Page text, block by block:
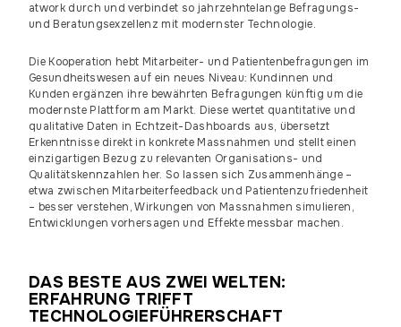
atwork durch und verbindet so jahrzehntelange Befragungs-
und Beratungsexzellenz mit modernster Technologie.
Die Kooperation hebt Mitarbeiter- und Patientenbefragungen im
Gesundheitswesen auf ein neues Niveau: Kundinnen und
Kunden ergänzen ihre bewährten Befragungen künftig um die
modernste Plattform am Markt. Diese wertet quantitative und
qualitative Daten in Echtzeit-Dashboards aus, übersetzt
Erkenntnisse direkt in konkrete Massnahmen und stellt einen
einzigartigen Bezug zu relevanten Organisations- und
Qualitätskennzahlen her. So lassen sich Zusammenhänge –
etwa zwischen Mitarbeiterfeedback und Patientenzufriedenheit
– besser verstehen, Wirkungen von Massnahmen simulieren,
Entwicklungen vorhersagen und Effekte messbar machen.
DAS BESTE AUS ZWEI WELTEN:
ERFAHRUNG TRIFFT
TECHNOLOGIEFÜHRERSCHAFT